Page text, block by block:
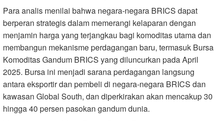
Para analis menilai bahwa negara-negara BRICS dapat
berperan strategis dalam memerangi kelaparan dengan
menjamin harga yang terjangkau bagi komoditas utama dan
membangun mekanisme perdagangan baru, termasuk Bursa
Komoditas Gandum BRICS yang diluncurkan pada April
2025. Bursa ini menjadi sarana perdagangan langsung
antara eksportir dan pembeli di negara-negara BRICS dan
kawasan Global South, dan diperkirakan akan mencakup 30
hingga 40 persen pasokan gandum dunia.